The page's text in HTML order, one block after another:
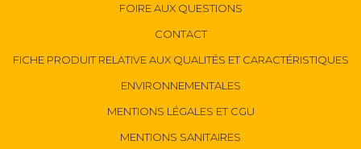
FOIRE AUX QUESTIONS
CONTACT
FICHE PRODUIT RELATIVE AUX QUALITÉS ET CARACTÉRISTIQUES
ENVIRONNEMENTALES
MENTIONS LÉGALES ET CGU
MENTIONS SANITAIRES